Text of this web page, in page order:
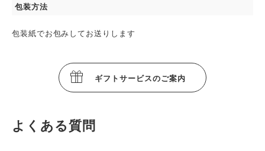
包装方法
包装紙でお包みしてお送りします
ギフトサービスのご案内
よくある質問